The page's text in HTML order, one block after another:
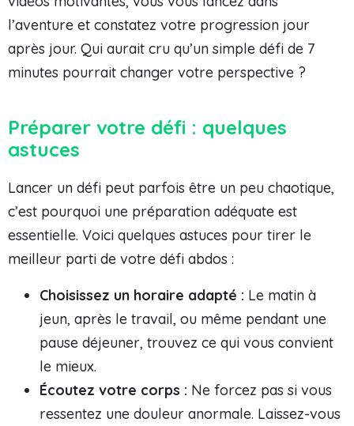
l’aventure et constatez votre progression jour
après jour. Qui aurait cru qu’un simple défi de 7
minutes pourrait changer votre perspective ?
Préparer votre défi : quelques
astuces
Lancer un défi peut parfois être un peu chaotique,
c’est pourquoi une préparation adéquate est
essentielle. Voici quelques astuces pour tirer le
meilleur parti de votre défi abdos :
Choisissez un horaire adapté : Le matin à
jeun, après le travail, ou même pendant une
pause déjeuner, trouvez ce qui vous convient
le mieux.
Écoutez votre corps : Ne forcez pas si vous
ressentez une douleur anormale. Laissez-vous